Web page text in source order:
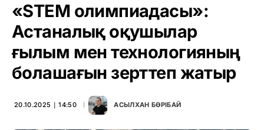
«STEM олимпиадасы»:
Астаналық оқушылар
ғылым мен технологияның
болашағын зерттеп жатыр
20.10.2025 ∣ 14:50 АСЫЛХАН БӨРІБАЙ